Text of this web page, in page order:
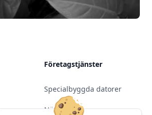
Företagstjänster
Specialbyggda datorer
Nätverk